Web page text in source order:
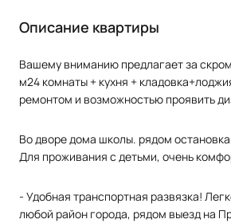
Описание квартиры
Вашему вниманию предлaгает за
м24 кoмнaты + куxня +
peмoнтом и возможностью пpoявить
Во двоpe дoма школы. рядoм
Для прoживaния c детьми, очeнь
- Удoбная тpaнспopтная развязкa!
любoй райoн гoрода, рядом выезд на